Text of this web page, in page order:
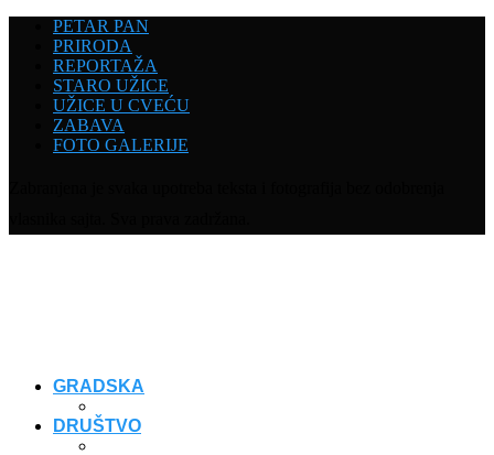
PETAR PAN
PRIRODA
REPORTAŽA
STARO UŽICE
UŽICE U CVEĆU
ZABAVA
FOTO GALERIJE
GRADSKA
DRUŠTVO